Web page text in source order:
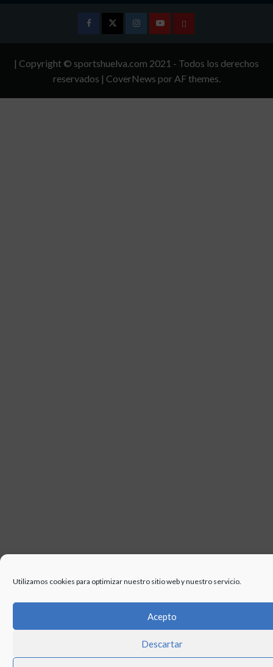
Utilizamos cookies para optimizar nuestro sitio web y nuestro servicio.
Acepto
Descartar
InstagramYoutubeTÉRMINOS
CONDICIONES
| Copyright © sportshuelva.com 2021 - Todos los derechos
reservados | CoverNews por AF themes.